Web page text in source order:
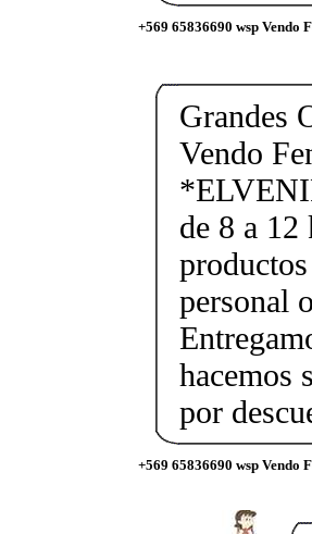
+569 65836690 wsp
Grandes
Vendo
de 8 a 12
personal
hacemos
por
+569 65836690 wsp